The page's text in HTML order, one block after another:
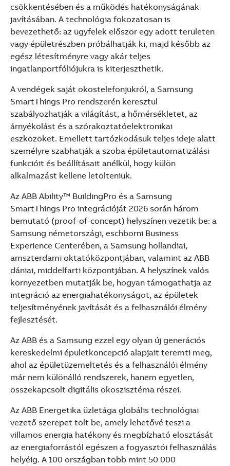
csökkentésében és a működés hatékonyságának
javításában. A technológia fokozatosan is
bevezethető: az ügyfelek először egy adott területen
vagy épületrészben próbálhatják ki, majd később az
egész létesítményre vagy akár teljes
ingatlanportfóliójukra is kiterjeszthetik.
A vendégek saját okostelefonjukról, a Samsung
SmartThings Pro rendszerén keresztül
szabályozhatják a világítást, a hőmérsékletet, az
árnyékolást és a szórakoztatóelektronikai
eszközöket. Emellett tartózkodásuk teljes ideje alatt
személyre szabhatják a szoba épületautomatizálási
funkcióit és beállításait anélkül, hogy külön
alkalmazást kellene letölteniük.
Az ABB Ability™ BuildingPro és a Samsung
SmartThings Pro integrációját 2026 során három
bemutató (proof-of-concept) helyszínen vezetik be: a
Samsung németországi, eschborni Business
Experience Centerében, a Samsung hollandiai,
amszterdami oktatóközpontjában, valamint az ABB
dániai, middelfarti központjában. A helyszínek valós
környezetben mutatják be, hogyan támogathatja az
integráció az energiahatékonyságot, az épületek
teljesítményének javítását és a felhasználói élmény
fejlesztését.
Az ABB és a Samsung ezzel egy olyan új generációs
kereskedelmi épületkoncepció alapjait teremti meg,
ahol az épületüzemeltetés és a felhasználói élmény
már nem különálló rendszerek, hanem egyetlen,
összekapcsolt digitális ökoszisztéma részei.
Az ABB Energetika üzletága globális technológiai
vezető szerepet tölt be, amely lehetővé teszi a
villamos energia hatékony és megbízható elosztását
az energiaforrástól egészen a fogyasztói felhasználás
helyéig. A 100 országban több mint 50 000